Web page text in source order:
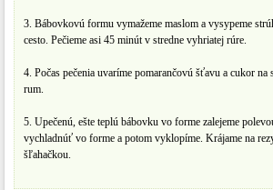
3. Bábovkovú formu vymažeme maslom a vysypeme
cesto. Pečieme asi 45 minút v stredne vyhriatej rúre.
4. Počas pečenia uvaríme pomarančovú šťavu a cukor
rum.
5. Upečenú, ešte teplú bábovku vo forme zalejeme
vychladnúť vo forme a potom vyklopíme. Krájame na
šľahačkou.